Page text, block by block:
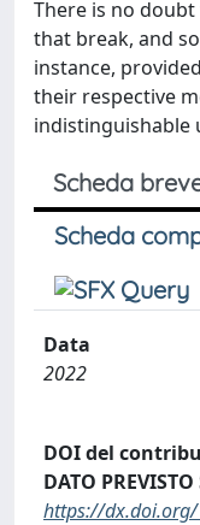
There is no
that break, and
instance,
their respective
indistinguishable
Scheda
Scheda
Data
2022
DOI del
DATO
https://